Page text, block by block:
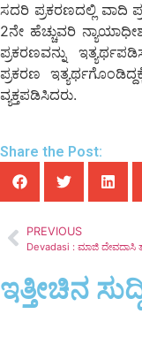
ಸದರಿ ಪ್ರಕರಣದಲ್ಲಿ ವಾದಿ
2ನೇ ಹೆಚ್ಚುವರಿ
ಪ್ರಕರಣವನ್ನು
ಪ್ರಕರಣ
ವ್ಯಕ್ತಪಡಿಸಿದರು.
Share the Post:
PREVIOUS
ಇತ್ತೀಚಿನ